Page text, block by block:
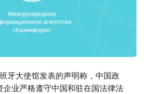
牙大使馆发表的声明称，中国政
业严格遵守中国和驻在国法律法